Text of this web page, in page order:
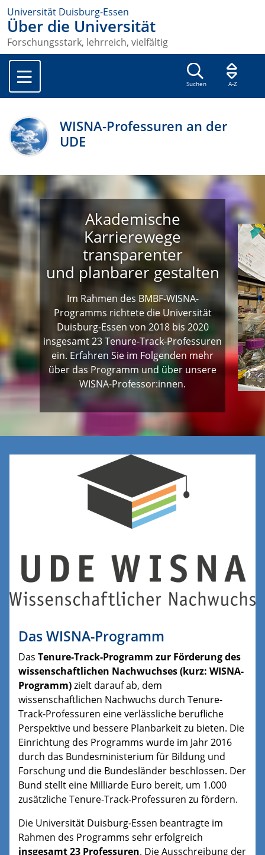
Universität Duisburg-Essen
Über die Universität
Forschungsstark, lehrreich, vielfältig
Suchen A-Z
WISNA-Professuren an der
UDE
Akademische
Karrierewege
transparenter
und planbarer gestalten
Im Rahmen des BMBF-WISNA-
Programms richtete die Universität
Duisburg-Essen von 2018 bis 2020
insgesamt 23 Tenure-Track-Professuren
ein. Erfahren Sie im Folgenden mehr
über das Programm und über unsere
WISNA-Professor:innen.
Das WISNA-Programm
Das Tenure-Track-Programm zur Förderung des
wissenschaftlichen Nachwuchses (kurz: WISNA-
Programm)zielt darauf ab, dem
wissenschaftlichen Nachwuchs durch Tenure-
Track-Professuren eine verlässliche berufliche
Perspektive und bessere Planbarkeit zu bieten. Die
Einrichtung des Programms wurde im Jahr 2016
durch das Bundesministerium für Bildung und
Forschung und die Bundesländer beschlossen. Der
Bund stellt eine Milliarde Euro bereit, um 1.000
zusätzliche Tenure-Track-Professuren zu fördern.
Die Universität Duisburg-Essen beantragte im
Rahmen des Programms sehr erfolgreich
insgesamt 23 Professuren. Die Ausschreibung der